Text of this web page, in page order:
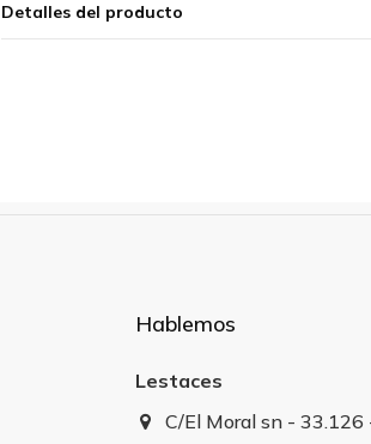
Detalles del producto
Hablemos
Lestaces
C/El Moral sn -